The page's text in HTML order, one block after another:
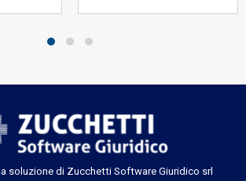
soluzione di Zucchetti Software Giuridico srl